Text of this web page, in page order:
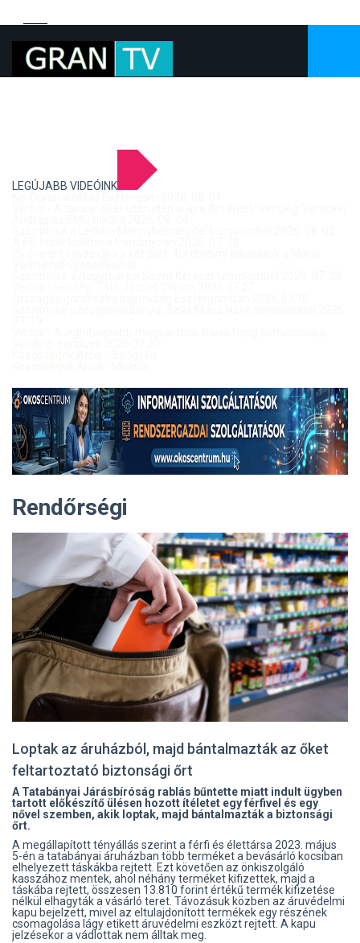
LEGÚJABB VIDEÓINK
Rendőrségi
Loptak az áruházból, majd bántalmazták az őket
feltartoztató biztonsági őrt
A Tatabányai Járásbíróság rablás bűntette miatt indult ügyben
tartott előkészítő ülésen hozott ítéletet egy férfivel és egy
nővel szemben, akik loptak, majd bántalmazták a biztonsági
őrt.
A megállapított tényállás szerint a férfi és élettársa 2023. május
5-én a tatabányai áruházban több terméket a bevásárló kocsiban
elhelyezett táskákba rejtett. Ezt követően az önkiszolgáló
kasszához mentek, ahol néhány terméket kifizettek, majd a
táskába rejtett, összesen 13.810 forint értékű termék kifizetése
nélkül elhagyták a vásárló teret. Távozásuk közben az áruvédelmi
kapu bejelzett, mivel az eltulajdonított termékek egy részének
csomagolása lágy etikett áruvédelmi eszközt rejtett. A kapu
jelzésekor a vádlottak nem álltak meg.